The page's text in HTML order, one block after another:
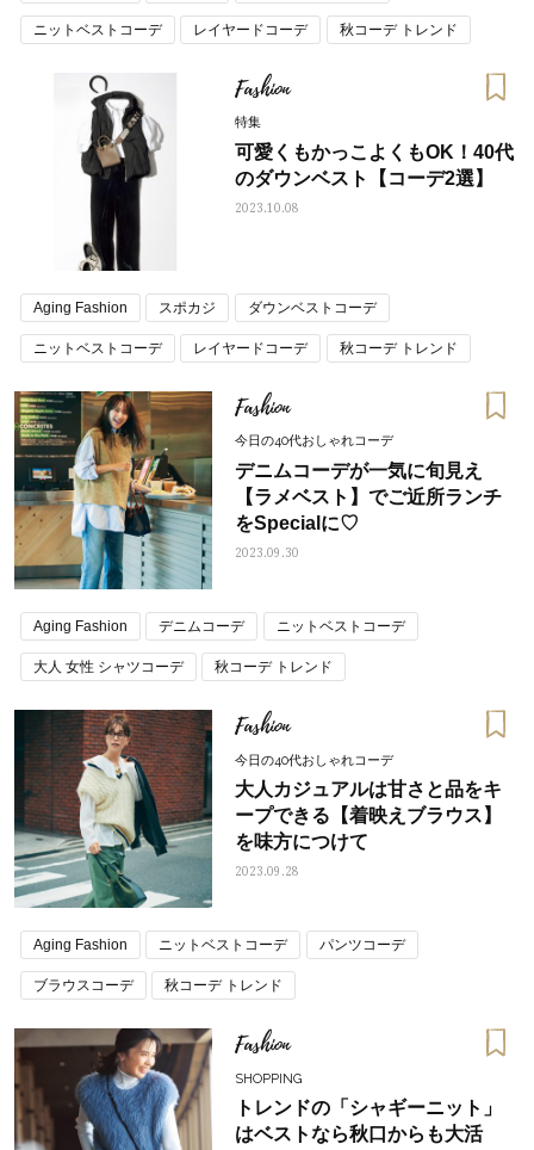
ニットベストコーデ レイヤードコーデ 秋コーデ トレンド
Fashion
特集
可愛くもかっこよくもOK！40代
のダウンベスト【コーデ2選】
2023.10.08
Aging Fashion スポカジ ダウンベストコーデ
ニットベストコーデ レイヤードコーデ 秋コーデ トレンド
Fashion
今日の40代おしゃれコーデ
デニムコーデが一気に旬見え
【ラメベスト】でご近所ランチ
をSpecialに♡
2023.09.30
Aging Fashion デニムコーデ ニットベストコーデ
大人 女性 シャツコーデ 秋コーデ トレンド
Fashion
今日の40代おしゃれコーデ
大人カジュアルは甘さと品をキ
ープできる【着映えブラウス】
を味方につけて
2023.09.28
Aging Fashion ニットベストコーデ パンツコーデ
ブラウスコーデ 秋コーデ トレンド
Fashion
SHOPPING
トレンドの「シャギーニット」
はベストなら秋口からも大活